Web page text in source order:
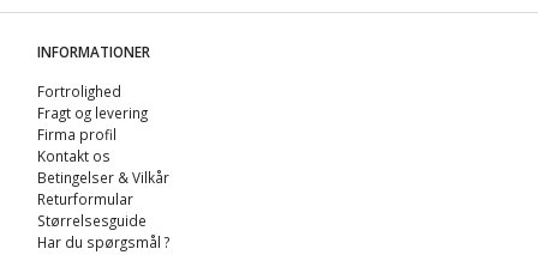
INFORMATIONER
Fortrolighed
Fragt og levering
Firma profil
Kontakt os
Betingelser & Vilkår
Returformular
Størrelsesguide
Har du spørgsmål ?